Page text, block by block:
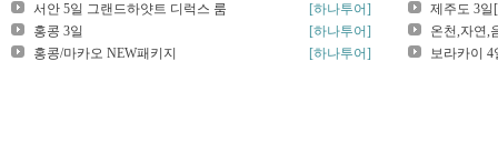
서안 5일 그랜드하얏트 디럭스 룸
[하나투어]
홍콩 3일
[하나투어]
홍콩/마카오 NEW패키지
[하나투어]
제주도 3
온천,자연,
보라카이